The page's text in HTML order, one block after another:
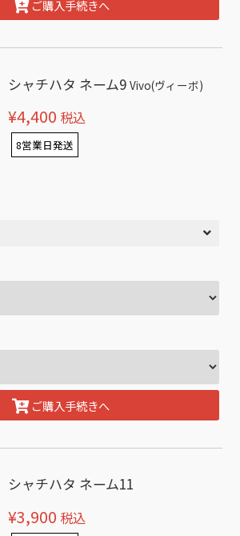
ご購入手続きへ
シャチハタ ネーム9Vivo(ヴィーボ)
¥4,400 税込
8営業日発送
ご購入手続きへ
シャチハタ ネーム11
¥3,900 税込